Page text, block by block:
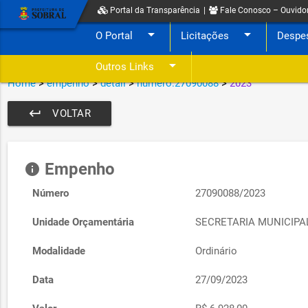
Portal da Transparência Fale Conosco –
O Portal arrow_drop_down Licitações arrow_drop_down
Outros Links arrow_drop_down
Home>empenho>detail>numero:27090088>2023
VOLTAR
keyboard_return
info Empenho
Número 27090088/2023
Unidade Orçamentária SECRETARIA
Modalidade Ordinário
Data 27/09/2023